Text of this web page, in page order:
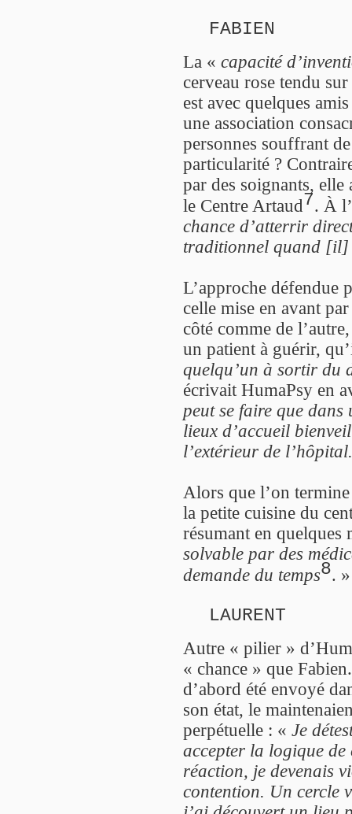
FABIEN
La « capacité
cerveau rose tendu
est avec quelques
une association
personnes souffrant
particularité ?
par des soignants, elle
le Centre Artaud7. À
chance d’atterrir
traditionnel quand [il]
L’approche défendue
celle mise en avant
côté comme de
un patient à guérir,
quelqu’un à sortir du
écrivait HumaPsy en
peut se faire que
lieux d’accueil
l’extérieur de l’hôpital.
Alors que l’on
la petite cuisine du
résumant en quelques
solvable par des
demande du temps8. »
LAURENT
Autre « pilier »
« chance » que
d’abord été envoyé
son état, le
perpétuelle : « Je
accepter la logique
réaction, je devenais
contention. Un cercle